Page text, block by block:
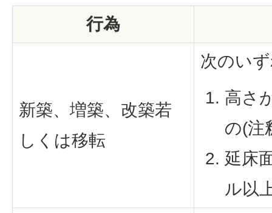
行為
新築、増築、改築若
しくは移転
次のい
高さ
の(注
延床
ル以